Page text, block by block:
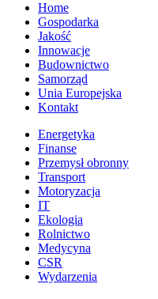
Home
Gospodarka
Jakość
Innowacje
Budownictwo
Samorząd
Unia Europejska
Kontakt
Energetyka
Finanse
Przemysł obronny
Transport
Motoryzacja
IT
Ekologia
Rolnictwo
Medycyna
CSR
Wydarzenia